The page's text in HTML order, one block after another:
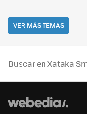
VER MÁS TEMAS